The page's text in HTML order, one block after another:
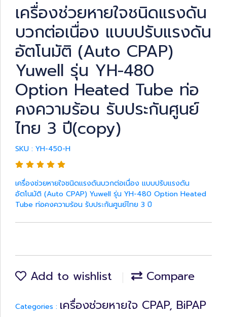
เครื่องช่วยหายใจชนิดแรงดัน
บวกต่อเนื่อง แบบปรับแรงดัน
อัตโนมัติ (Auto CPAP)
Yuwell รุ่น YH-480
Option Heated Tube ท่อ
คงความร้อน รับประกันศูนย์
ไทย 3 ปี(copy)
SKU : YH-450-H
เครื่องช่วยหายใจชนิดแรงดันบวกต่อเนื่อง แบบปรับแรงดัน
อัตโนมัติ (Auto CPAP) Yuwell รุ่น YH-480 Option Heated
Tube ท่อคงความร้อน รับประกันศูนย์ไทย 3 ปี
Add to wishlist Compare
Categories : เครื่องช่วยหายใจ CPAP, BiPAP